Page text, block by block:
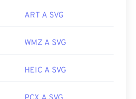
Assicuratevi solo di
dei file SVG è
ART A SVG
WMZ A SVG
HEIC A SVG